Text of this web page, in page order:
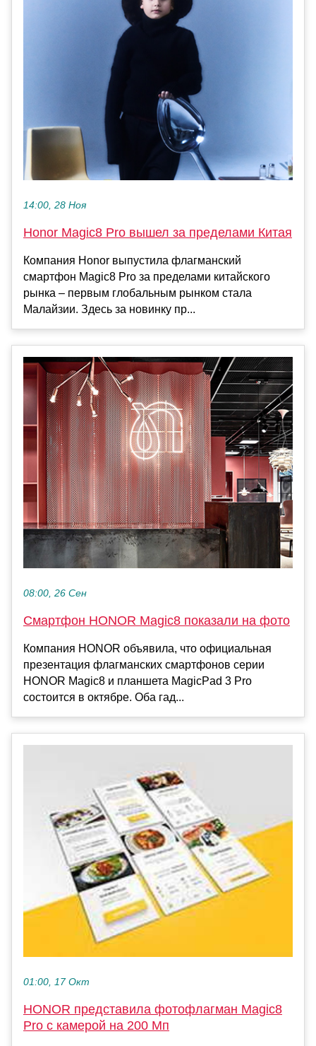
14:00, 28 Ноя
Honor Magic8 Pro вышел за пределами Китая
Компания Honor выпустила флагманский
смартфон Magic8 Pro за пределами китайского
рынка – первым глобальным рынком стала
Малайзии. Здесь за новинку пр...
08:00, 26 Сен
Смартфон HONOR Magic8 показали на фото
Компания HONOR объявила, что официальная
презентация флагманских смартфонов серии
HONOR Magic8 и планшета MagicPad 3 Pro
состоится в октябре. Оба гад...
01:00, 17 Окт
HONOR представила фотофлагман Magic8
Pro с камерой на 200 Мп